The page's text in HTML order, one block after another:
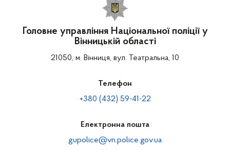
Головне управління Національної поліції у
Вінницькій області
21050, м. Вінниця, вул. Театральна, 10
Телефон
+380 (432) 59-41-22
Електронна пошта
gupolice@vn.police.gov.ua